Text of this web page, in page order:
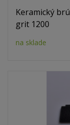
Keramický
grit 1200
na sklade